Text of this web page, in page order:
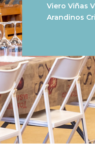
Viero Viñas
Arandinos